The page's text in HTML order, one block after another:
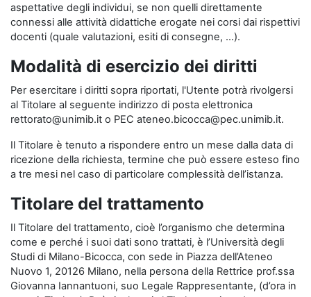
aspettative degli individui, se non quelli direttamente
connessi alle attività didattiche erogate nei corsi dai rispettivi
docenti (quale valutazioni, esiti di consegne, …).
Modalità di esercizio dei diritti
Per esercitare i diritti sopra riportati, l'Utente potrà rivolgersi
al Titolare al seguente indirizzo di posta elettronica
rettorato@unimib.it o PEC ateneo.bicocca@pec.unimib.it.
Il Titolare è tenuto a rispondere entro un mese dalla data di
ricezione della richiesta, termine che può essere esteso fino
a tre mesi nel caso di particolare complessità dell’istanza.
Titolare del trattamento
Il Titolare del trattamento, cioè l’organismo che determina
come e perché i suoi dati sono trattati, è l’Università degli
Studi di Milano-Bicocca, con sede in Piazza dell’Ateneo
Nuovo 1, 20126 Milano, nella persona della Rettrice prof.ssa
Giovanna Iannantuoni, suo Legale Rappresentante, (d’ora in